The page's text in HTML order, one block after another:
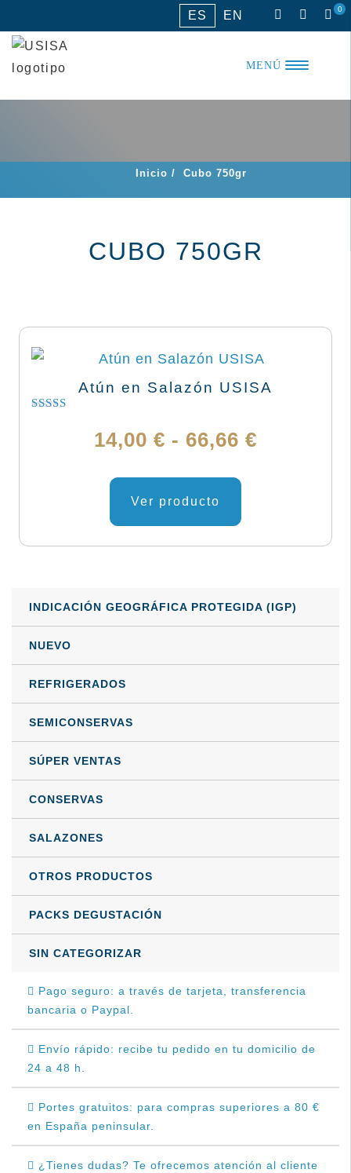
al
ES EN 0
MENÚ
Inicio / Cubo 750gr
INDICACIÓN GEOGRÁFICA PROTEGIDA (IGP)
NUEVO
REFRIGERADOS
SEMICONSERVAS
SÚPER VENTAS
CONSERVAS
SALAZONES
OTROS PRODUCTOS
PACKS DEGUSTACIÓN
SIN CATEGORIZAR
Pago seguro: a través de tarjeta, transferencia
bancaria o Paypal.
Envío rápido: recibe tu pedido en tu domicilio de
24 a 48 h.
Portes gratuitos: para compras superiores a 80 €
en España peninsular.
¿Tienes dudas? Te ofrecemos atención al cliente
CUBO 750GR
Atún en Salazón USISA
14,00 € - 66,66 €
desde
hasta
Ver producto
tiene
múltiples
opciones
pueden
de